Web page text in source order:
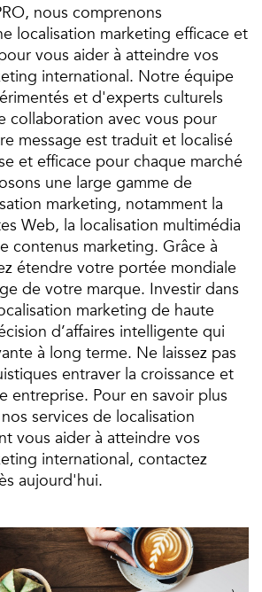
nous comprenons
localisation marketing efficace et
vous aider à atteindre vos
international. Notre équipe
et d'experts culturels
collaboration avec vous pour
message est traduit et localisé
et efficace pour chaque marché
une large gamme de
marketing, notamment la
Web, la localisation multimédia
contenus marketing. Grâce à
étendre votre portée mondiale
de votre marque. Investir dans
marketing de haute
d’affaires intelligente qui
à long terme. Ne laissez pas
entraver la croissance et
entreprise. Pour en savoir plus
services de localisation
vous aider à atteindre vos
international, contactez
aujourd'hui.